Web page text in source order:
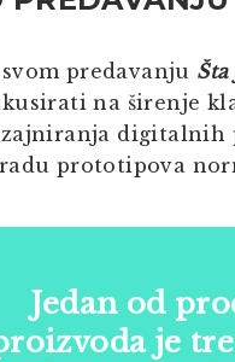
predavanju
na širenje
digitalnih
prototipova
Jedan od
je